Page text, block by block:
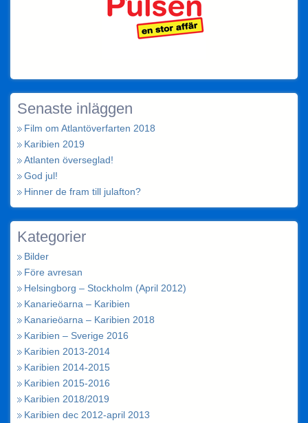
Senaste inläggen
Film om Atlantöverfarten 2018
Karibien 2019
Atlanten överseglad!
God jul!
Hinner de fram till julafton?
Kategorier
Bilder
Före avresan
Helsingborg – Stockholm (April 2012)
Kanarieöarna – Karibien
Kanarieöarna – Karibien 2018
Karibien – Sverige 2016
Karibien 2013-2014
Karibien 2014-2015
Karibien 2015-2016
Karibien 2018/2019
Karibien dec 2012-april 2013